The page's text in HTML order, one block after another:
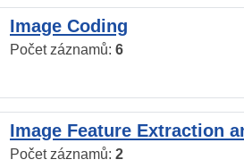
Image Coding
Počet záznamů: 6
Image Feature Extraction
Počet záznamů: 2